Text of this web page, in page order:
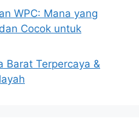
WPC: Mana yang
Cocok untuk
Barat Terpercaya &